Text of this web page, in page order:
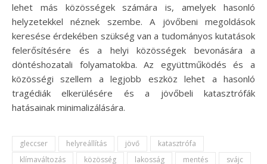
lehet más közösségek számára is, amelyek hasonló
helyzetekkel néznek szembe. A jövőbeni megoldások
keresése érdekében szükség van a tudományos kutatások
felerősítésére és a helyi közösségek bevonására a
döntéshozatali folyamatokba. Az együttműködés és a
közösségi szellem a legjobb eszköz lehet a hasonló
tragédiák elkerülésére és a jövőbeli katasztrófák
hatásainak minimalizálására.
gleccser helyreállítás jövő
katasztrófa
klímaváltozás
közösség lakosság mentés
svájc